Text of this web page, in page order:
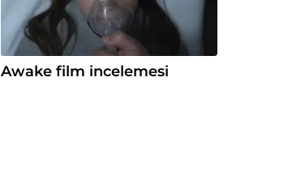
Awake film incelemesi